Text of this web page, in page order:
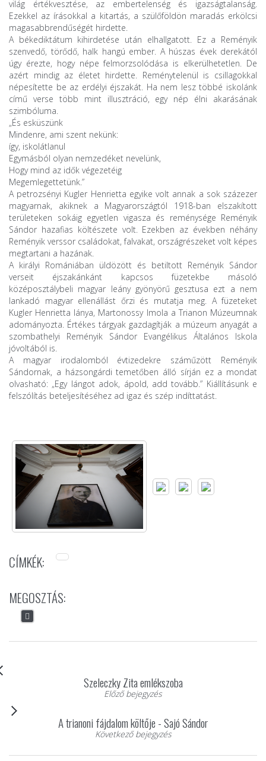
világ értékvesztése, az embertelenség és igazságtalanság.
Ezekkel az írásokkal a kitartás, a szülőföldön maradás erkölcsi
magasabbrendűségét hirdette.
A békediktátum kihirdetése után elhallgatott. Ez a Reményik
szenvedő, törődő, halk hangú ember. A húszas évek derekától
úgy érezte, hogy népe felmorzsolódása is elkerülhetetlen. De
azért mindig az életet hirdette. Reménytelenül is csillagokkal
népesítette be az erdélyi éjszakát. Ha nem lesz többé iskolánk
című verse több mint illusztráció, egy nép élni akarásának
szimbóluma.
„És esküszünk
Mindenre, ami szent nekünk:
így, iskolátlanul
Egymásból olyan nemzedéket nevelünk,
Hogy mind az idők végezetéig
Megemlegettetünk.”
A petrozsényi Kugler Henrietta egyike volt annak a sok százezer
magyarnak, akiknek a Magyarországtól 1918-ban elszakított
területeken sokáig egyetlen vigasza és reménysége Reményik
Sándor hazafias költészete volt. Ezekben az években néhány
Reményik verssor családokat, falvakat, országrészeket volt képes
megtartani a hazának.
A királyi Romániában üldözött és betiltott Reményik Sándor
verseit éjszakánkánt kapcsos füzetekbe másoló
középosztálybeli magyar leány gyönyörű gesztusa ezt a nem
lankadó magyar ellenállást őrzi és mutatja meg. A füzeteket
Kugler Henrietta lánya, Martonossy Imola a Trianon Múzeumnak
adományozta. Értékes tárgyak gazdagítják a múzeum anyagát a
szombathelyi Reményik Sándor Evangélikus Általános Iskola
jóvoltából is.
A magyar irodalomból évtizedekre száműzött Reményik
Sándornak, a házsongárdi temetőben álló sírján ez a mondat
olvasható: „Egy lángot adok, ápold, add tovább.” Kiállításunk e
felszólítás beteljesítéséhez ad igaz és szép indíttatást.
CÍMKÉK:
MEGOSZTÁS:
Szeleczky Zita emlékszoba
Előző bejegyzés
A trianoni fájdalom költője - Sajó Sándor
Következő bejegyzés